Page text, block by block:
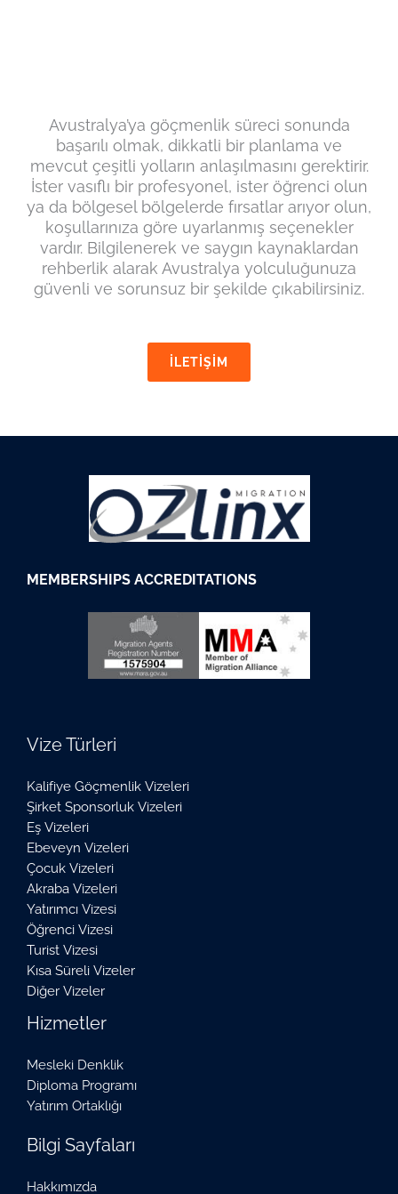
Avustralya’ya göçmenlik süreci sonunda
başarılı olmak, dikkatli bir planlama ve
mevcut çeşitli yolların anlaşılmasını gerektirir.
İster vasıflı bir profesyonel, ister öğrenci olun
ya da bölgesel bölgelerde fırsatlar arıyor olun,
koşullarınıza göre uyarlanmış seçenekler
vardır. Bilgilenerek ve saygın kaynaklardan
rehberlik alarak Avustralya yolculuğunuza
güvenli ve sorunsuz bir şekilde çıkabilirsiniz.
İLETİŞİM
MEMBERSHIPS ACCREDITATIONS
Vize Türleri
Kalifiye Göçmenlik Vizeleri
Şirket Sponsorluk Vizeleri
Eş Vizeleri
Ebeveyn Vizeleri
Çocuk Vizeleri
Akraba Vizeleri
Yatırımcı Vizesi
Öğrenci Vizesi
Turist Vizesi
Kısa Süreli Vizeler
Diğer Vizeler
Hizmetler
Mesleki Denklik
Diploma Programı
Yatırım Ortaklığı
Bilgi Sayfaları
Hakkımızda